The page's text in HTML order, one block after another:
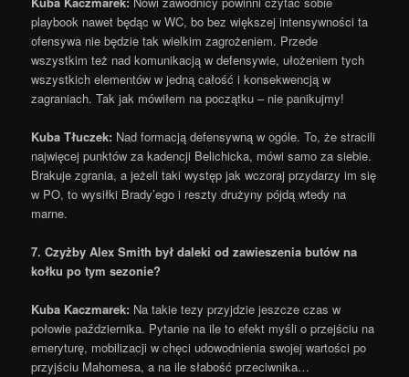
playbook nawet będąc w WC, bo bez większej intensywności ta
ofensywa nie będzie tak wielkim zagrożeniem. Przede
wszystkim też nad komunikacją w defensywie, ułożeniem tych
wszystkich elementów w jedną całość i konsekwencją w
zagraniach. Tak jak mówiłem na początku – nie panikujmy!
Kuba Tłuczek: Nad formacją defensywną w ogóle. To, że stracili
najwięcej punktów za kadencji Belichicka, mówi samo za siebie.
Brakuje zgrania, a jeżeli taki występ jak wczoraj przydarzy im się
w PO, to wysiłki Brady’ego i reszty drużyny pójdą wtedy na
marne.
7. Czyżby Alex Smith był daleki od zawieszenia butów na
kołku po tym sezonie?
Kuba Kaczmarek: Na takie tezy przyjdzie jeszcze czas w
połowie października. Pytanie na ile to efekt myśli o przejściu na
emeryturę, mobilizacji w chęci udowodnienia swojej wartości po
przyjściu Mahomesa, a na ile słabość przeciwnika…